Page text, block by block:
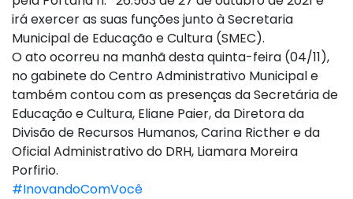
irá exercer as suas funções junto à Secretaria
Municipal de Educação e Cultura (SMEC).
O ato ocorreu na manhã desta quinta-feira (04/11),
no gabinete do Centro Administrativo Municipal e
também contou com as presenças da Secretária de
Educação e Cultura, Eliane Paier, da Diretora da
Divisão de Recursos Humanos, Carina Ricther e da
Oficial Administrativo do DRH, Liamara Moreira
Porfirio.
#InovandoComVocê